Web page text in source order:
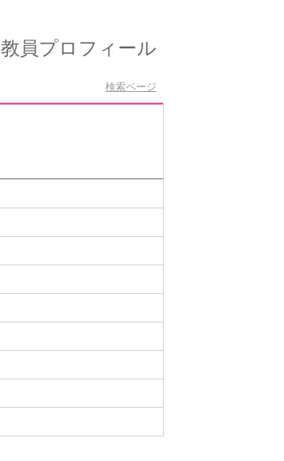
教員プロフィール
検索ページ